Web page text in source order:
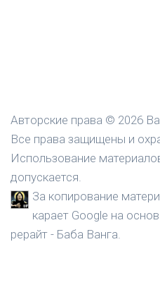
Авторские права © 2026
Все права защищены и
Использование
допускается.
За копирование
карает Google на
рерайт - Баба Ванга.